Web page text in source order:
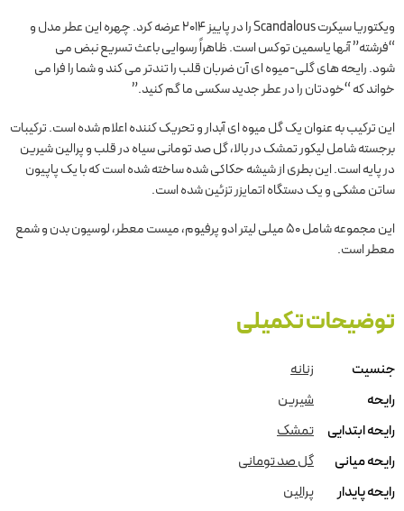
ویکتوریا سیکرت Scandalous را در پاییز 2014 عرضه کرد. چهره این عطر مدل و
“فرشته” آنها یاسمین توکس است. ظاهراً رسوایی باعث تسریع نبض می
شود. رایحه های گلی-میوه ای آن ضربان قلب را تندتر می کند و شما را فرا می
خواند که “خودتان را در عطر جدید سکسی ما گم کنید.”
این ترکیب به عنوان یک گل میوه ای آبدار و تحریک کننده اعلام شده است. ترکیبات
برجسته شامل لیکور تمشک در بالا، گل صد تومانی سیاه در قلب و پرالین شیرین
در پایه است. این بطری از شیشه حکاکی شده ساخته شده است که با یک پاپیون
ساتن مشکی و یک دستگاه اتمایزر تزئین شده است.
این مجموعه شامل 50 میلی لیتر ادو پرفیوم، میست معطر، لوسیون بدن و شمع
معطر است.
توضیحات تکمیلی
جنسیت
زنانه
رایحه
شیرین
رایحه ابتدایی
تمشک
رایحه میانی
گل صد تومانی
رایحه پایدار
پرالین